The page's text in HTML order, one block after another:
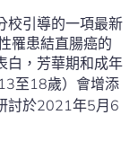
校引導的一項最新
罹患結直腸癌的
白，芳華期和成年
至18歲）會增添
討於2021年5月6